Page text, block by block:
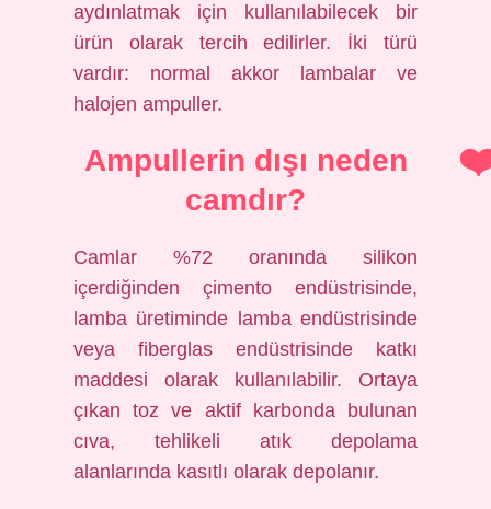
aydınlatmak için kullanılabilecek bir
ürün olarak tercih edilirler. İki türü
vardır: normal akkor lambalar ve
halojen ampuller.
Ampullerin dışı neden
camdır?
Camlar %72 oranında silikon
içerdiğinden çimento endüstrisinde,
lamba üretiminde lamba endüstrisinde
veya fiberglas endüstrisinde katkı
maddesi olarak kullanılabilir. Ortaya
çıkan toz ve aktif karbonda bulunan
cıva, tehlikeli atık depolama
alanlarında kasıtlı olarak depolanır.